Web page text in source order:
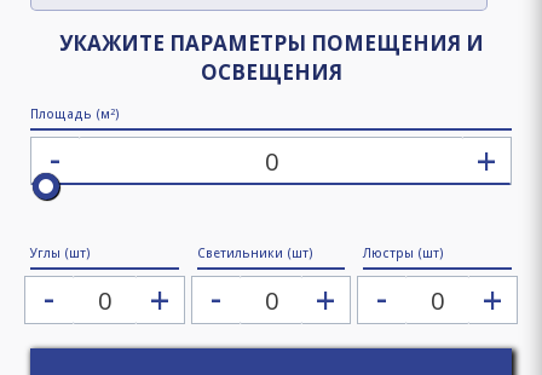
УКАЖИТЕ ПАРАМЕТРЫ ПОМЕЩЕНИЯ И
ОСВЕЩЕНИЯ
Площадь (м 2)
- +
Углы (шт)
- +
Светильники (шт)
- +
Люстры (шт)
- +